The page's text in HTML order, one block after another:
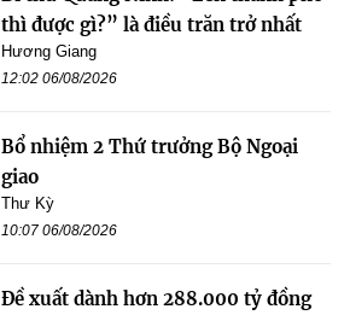
thì được gì?” là điều trăn trở nhất
Hương Giang
12:02 06/08/2026
Bổ nhiệm 2 Thứ trưởng Bộ Ngoại
giao
Thư Kỳ
10:07 06/08/2026
Đề xuất dành hơn 288.000 tỷ đồng